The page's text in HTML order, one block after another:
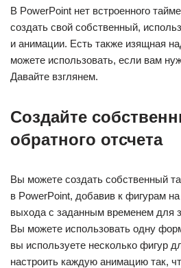
В PowerPoint нет встроенного
создать свой собственный,
и анимации. Есть также изящная
можете использовать, если вам
Давайте взглянем.
Создайте
обратного отсчета
Вы можете создать собственный
в PowerPoint, добавив к фигурам
выхода с заданным временем для
Вы можете использовать одну
вы используете несколько фигур
настроить каждую анимацию так,